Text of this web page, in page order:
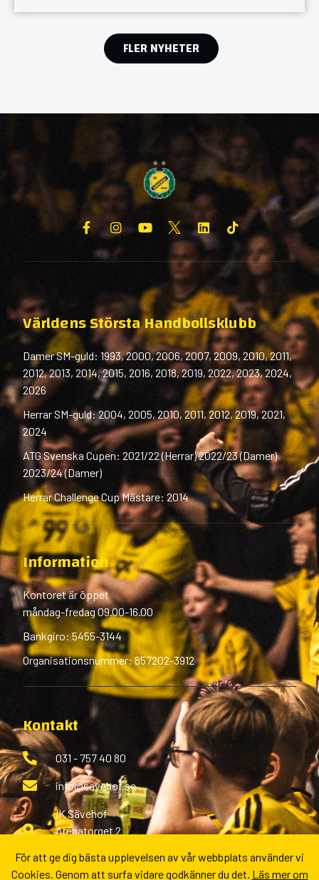
FLER NYHETER
Världens Största Handbollsklubb
Damer SM-guld: 1993, 2000, 2006, 2007, 2009, 2010, 2011,
2012, 2013, 2014, 2015, 2016, 2018, 2019, 2022, 2023, 2024,
2026
Herrar SM-guld: 2004, 2005, 2010, 2011, 2012, 2019, 2021,
2024
ATG Svenska Cupen: 2021/22 (Herrar) 2022/23 (Damer)
2023/24 (Damer)
Herrar Challenge Cup Mästare: 2014
Information
Kontoret är öppet
måndag-fredag 09.00-16.00
Bankgiro: 5455-3144
Organisationsnummer: 857202-3912
Kontakt
031 - 757 40 80
info@savehof.se
IK Sävehof
Arenatorget 2
Fler kontaktvägar
För att ge dig bästa upplevelsen av vår webbplats använder vi
Cookies. Genom att surfa vidare godkänner du det. Läs mer om